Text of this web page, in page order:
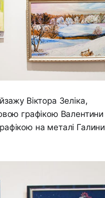
Віктора Зеліка,
графікою Валентини
на металі Галини